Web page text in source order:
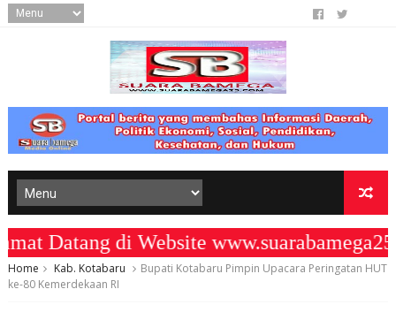
di Website
Home Kab. Kotabaru
Bupati Kotabaru Pimpin Upacara Peringatan HUT
ke-80 Kemerdekaan RI